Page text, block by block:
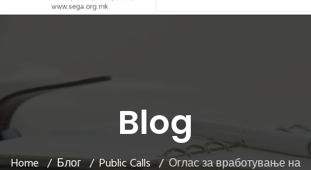
Blog
Home Блог Public Calls
Оглас за вработување на